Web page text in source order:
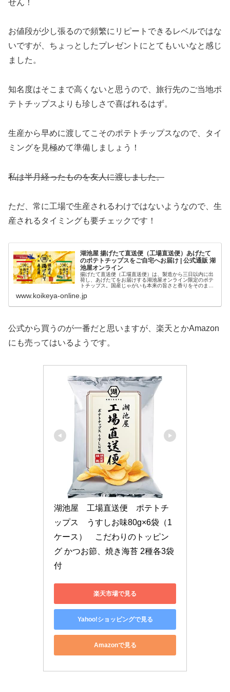
せん！
お値段が少し張るので頻繁にリピートできるレベルではな
いですが、ちょっとしたプレゼントにとてもいいなと感じ
ました。
知名度はそこまで高くないと思うので、旅行先のご当地ポ
テトチップスよりも珍しさで喜ばれるはず。
生産から早めに渡してこそのポテトチップスなので、タイ
ミングを見極めて準備しましょう！
私は半月経ったものを友人に渡しました。
ただ、常に工場で生産されるわけではないようなので、生
産されるタイミングも要チェックです！
湖池屋 揚げたて直送便（工場直送便）あげたて
のポテトチップスをご自宅へお届け | 公式通販 湖
池屋オンライン
揚げたて直送便（工場直送便）は、製造から三日以内に出
荷し、あげたてをお届けする湖池屋オンライン限定のポテ
トチップス。国産じゃがいも本来の旨さと香りをそのまま
www.koikeya-online.jp
公式から買うのが一番だと思いますが、楽天とかAmazon
にも売ってはいるようです。
湖池屋　工場直送便　ポテトチ
ップス　うすしお味80g×6袋（1
ケース）　こだわりのトッピン
グ かつお節、焼き海苔 2種各3袋
付
楽天市場で見る
Yahoo!ショッピングで見る
Amazonで見る